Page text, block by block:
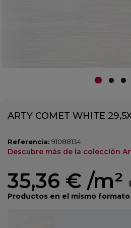
ARTY COMET WHITE
Referencia: 91088134
Descubre más de la colección
35,36 € /m²
Productos en el mismo formato